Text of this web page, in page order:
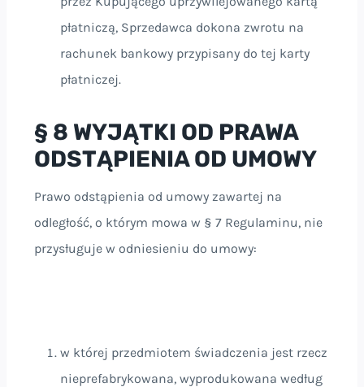
płatniczą, Sprzedawca dokona zwrotu na
rachunek bankowy przypisany do tej karty
płatniczej.
§ 8 WYJĄTKI OD PRAWA
ODSTĄPIENIA OD UMOWY
Prawo odstąpienia od umowy zawartej na
odległość, o którym mowa w § 7 Regulaminu, nie
przysługuje w odniesieniu do umowy:
w której przedmiotem świadczenia jest rzecz
nieprefabrykowana, wyprodukowana według